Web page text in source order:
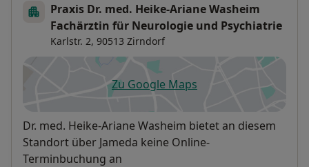
Praxis Dr. med. Heike-Ariane Washeim
Fachärztin für Neurologie und Psychiatrie
Karlstr. 2, 90513 Zirndorf
Zu Google Mapsöffnet in einer neuen
Verfügbarkeit
Dr. med. Heike-Ariane Washeim bietet an diesem
Standort über Jameda keine Online-
Terminbuchung an